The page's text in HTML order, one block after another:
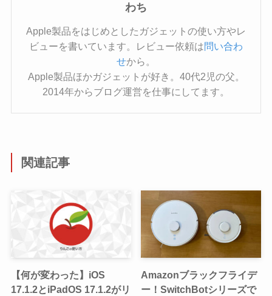
わち
Apple製品をはじめとしたガジェットの使い方やレ
ビューを書いています。レビュー依頼は問い合わ
せから。
Apple製品ほかガジェットが好き。40代2児の父。
2014年からブログ運営を仕事にしてます。
関連記事
【何が変わった】iOS
17.1.2とiPadOS 17.1.2がリ
Amazonブラックフライデ
ー！SwitchBotシリーズで